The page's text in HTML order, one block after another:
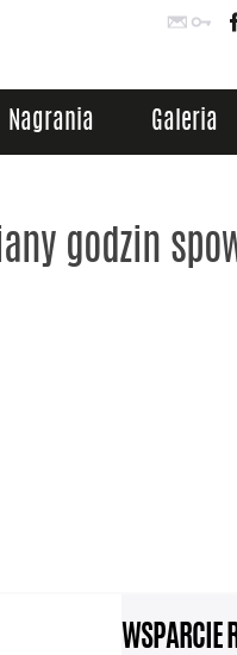
Nagrania Galeria
godzin
WSPARCIE